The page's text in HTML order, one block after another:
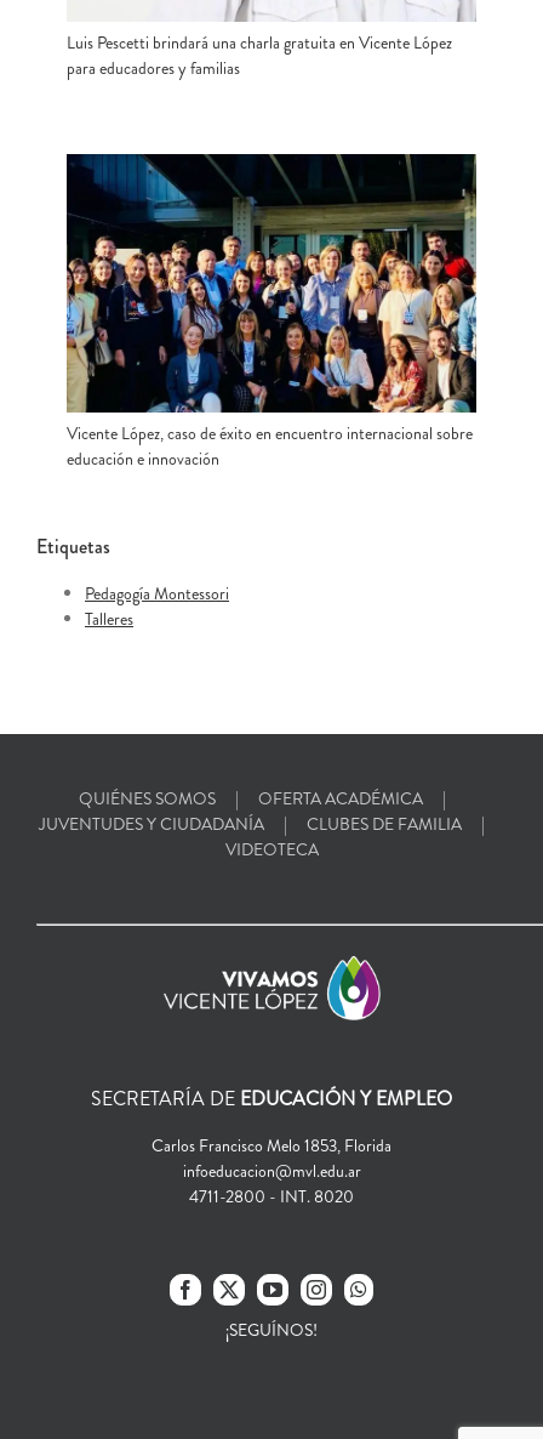
Luis Pescetti brindará una charla gratuita en Vicente López
para educadores y familias
Vicente López, caso de éxito en encuentro internacional sobre
educación e innovación
Etiquetas
Pedagogía Montessori
Talleres
QUIÉNES SOMOS
OFERTA ACADÉMICA
JUVENTUDES Y CIUDADANÍA
CLUBES DE FAMILIA
VIDEOTECA
SECRETARÍA DE EDUCACIÓN Y EMPLEO
Carlos Francisco Melo 1853, Florida
infoeducacion@mvl.edu.ar
4711-2800 - INT. 8020
¡SEGUÍNOS!